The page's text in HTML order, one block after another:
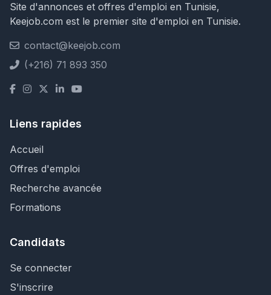
Site d'annonces et offres d'emploi en Tunisie,
Keejob.com est le premier site d'emploi en Tunisie.
contact@keejob.com
(+216) 71 893 350
Liens rapides
Accueil
Offres d'emploi
Recherche avancée
Formations
Candidats
Se connecter
S'inscrire